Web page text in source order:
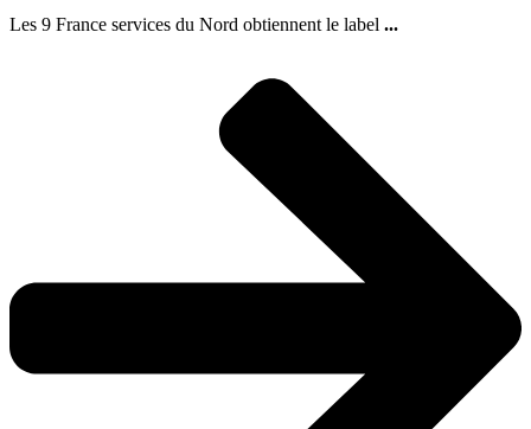
Les 9 France services du Nord obtiennent le label ...